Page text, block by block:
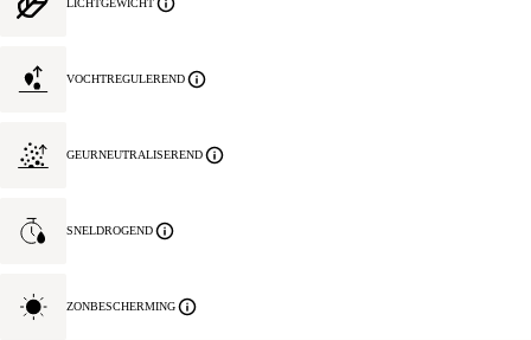
LICHTGEWICHT
VOCHTREGULEREND
GEURNEUTRALISEREND
SNELDROGEND
ZONBESCHERMING